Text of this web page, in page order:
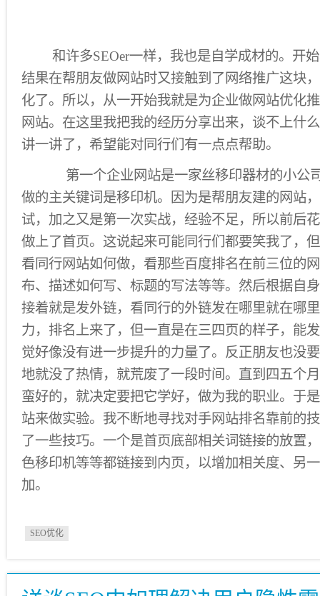
和许多SEOer一样，我也是自学成材的。开
结果在帮朋友做网站时又接触到了网络推广这块
化了。所以，从一开始我就是为企业做网站优化
网站。在这里我把我的经历分享出来，谈不上什
讲一讲了，希望能对同行们有一点点帮助。
第一个企业网站是一家丝移印器材的小公
做的主关键词是移印机。因为是帮朋友建的网站
试，加之又是第一次实战，经验不足，所以前后
做上了首页。这说起来可能同行们都要笑我了，
看同行网站如何做，看那些百度排名在前三位的
布、描述如何写、标题的写法等等。然后根据自
接着就是发外链，看同行的外链发在哪里就在哪
力，排名上来了，但一直是在三四页的样子，能
觉好像没有进一步提升的力量了。反正朋友也没
地就没了热情，就荒废了一段时间。直到四五个
蛮好的，就决定要把它学好，做为我的职业。于
站来做实验。我不断地寻找对手网站排名靠前的
了一些技巧。一个是首页底部相关词链接的放置
色移印机等等都链接到内页，以增加相关度、另
加。
SEO优化